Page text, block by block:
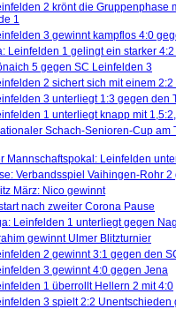
2 krönt die Gruppenphase
1
3 gewinnt kampflos 4:0
Leinfelden 1 gelingt ein starker
5 gegen SC Leinfelden 3
2 sichert sich mit einem
3 unterliegt 1:3 gegen den
1 unterliegt knapp mit
Schach-Senioren-Cup am
Mannschaftspokal: Leinfelden
Verbandsspiel Vaihingen-Rohr
März: Nico gewinnt
nach zweiter Corona Pause
Leinfelden 1 unterliegt gegen
gewinnt Ulmer Blitzturnier
2 gewinnt 3:1 gegen den
3 gewinnt 4:0 gegen Jena
1 überrollt Hellern 2 mit 4:0
3 spielt 2:2 Unentschieden